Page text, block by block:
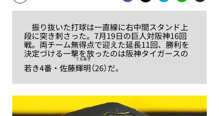
振り抜いた打球は一直線に右中間スタンド上
段に突き刺さった。7月19日の巨人対阪神16回
戦。両チーム無得点で迎えた延長11回、勝利を
決定づける一撃を放ったのは阪神タイガースの
若き4番・佐藤輝
てる
明
あき
（26）だ。